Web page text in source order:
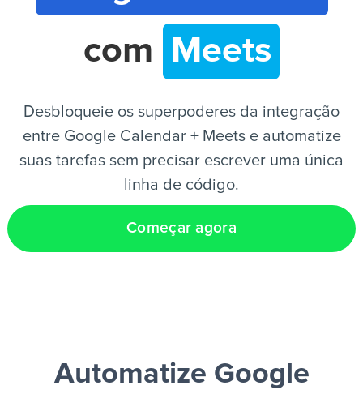
PT
com
Meets
Desbloqueie os superpoderes da integração
entre Google Calendar + Meets e automatize
suas tarefas sem precisar escrever uma única
linha de código.
Começar agora
Automatize Google